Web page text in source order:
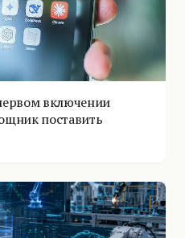
включении
поставить